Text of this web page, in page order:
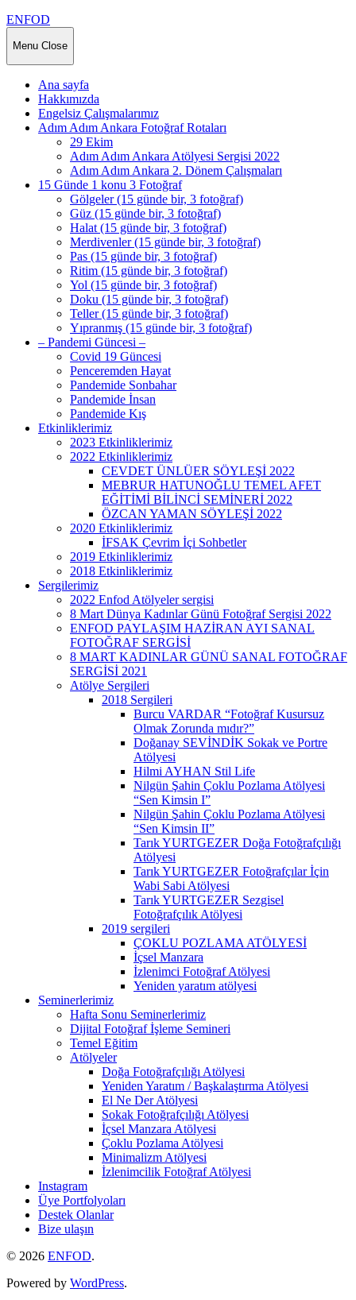
ENFOD
Menu Close
Ana sayfa
Hakkımızda
Engelsiz Çalışmalarımız
Adım Adım Ankara Fotoğraf Rotaları
29 Ekim
Adım Adım Ankara Atölyesi Sergisi 2022
Adım Adım Ankara 2. Dönem Çalışmaları
15 Günde 1 konu 3 Fotoğraf
Gölgeler (15 günde bir, 3 fotoğraf)
Güz (15 günde bir, 3 fotoğraf)
Halat (15 günde bir, 3 fotoğraf)
Merdivenler (15 günde bir, 3 fotoğraf)
Pas (15 günde bir, 3 fotoğraf)
Ritim (15 günde bir, 3 fotoğraf)
Yol (15 günde bir, 3 fotoğraf)
Doku (15 günde bir, 3 fotoğraf)
Teller (15 günde bir, 3 fotoğraf)
Yıpranmış (15 günde bir, 3 fotoğraf)
– Pandemi Güncesi –
Covid 19 Güncesi
Penceremden Hayat
Pandemide Sonbahar
Pandemide İnsan
Pandemide Kış
Etkinliklerimiz
2023 Etkinliklerimiz
2022 Etkinliklerimiz
CEVDET ÜNLÜER SÖYLEŞİ 2022
MEBRUR HATUNOĞLU TEMEL AFET
EĞİTİMİ BİLİNCİ SEMİNERİ 2022
ÖZCAN YAMAN SÖYLEŞİ 2022
2020 Etkinliklerimiz
İFSAK Çevrim İçi Sohbetler
2019 Etkinliklerimiz
2018 Etkinliklerimiz
Sergilerimiz
2022 Enfod Atölyeler sergisi
8 Mart Dünya Kadınlar Günü Fotoğraf Sergisi 2022
ENFOD PAYLAŞIM HAZİRAN AYI SANAL
FOTOĞRAF SERGİSİ
8 MART KADINLAR GÜNÜ SANAL FOTOĞRAF
SERGİSİ 2021
Atölye Sergileri
2018 Sergileri
Burcu VARDAR “Fotoğraf Kusursuz
Olmak Zorunda mıdır?”
Doğanay SEVİNDİK Sokak ve Portre
Atölyesi
Hilmi AYHAN Stil Life
Nilgün Şahin Çoklu Pozlama Atölyesi
“Sen Kimsin I”
Nilgün Şahin Çoklu Pozlama Atölyesi
“Sen Kimsin II”
Tarık YURTGEZER Doğa Fotoğrafçılığı
Atölyesi
Tarık YURTGEZER Fotoğrafçılar İçin
Wabi Sabi Atölyesi
Tarık YURTGEZER Sezgisel
Fotoğrafçılık Atölyesi
2019 sergileri
ÇOKLU POZLAMA ATÖLYESİ
İçsel Manzara
İzlenimci Fotoğraf Atölyesi
Yeniden yaratım atölyesi
Seminerlerimiz
Hafta Sonu Seminerlerimiz
Dijital Fotoğraf İşleme Semineri
Temel Eğitim
Atölyeler
Doğa Fotoğrafçılığı Atölyesi
Yeniden Yaratım / Başkalaştırma Atölyesi
El Ne Der Atölyesi
Sokak Fotoğrafçılığı Atölyesi
İçsel Manzara Atölyesi
Çoklu Pozlama Atölyesi
Minimalizm Atölyesi
İzlenimcilik Fotoğraf Atölyesi
Instagram
Üye Portfolyoları
Destek Olanlar
Bize ulaşın
© 2026 ENFOD.
Powered by WordPress.